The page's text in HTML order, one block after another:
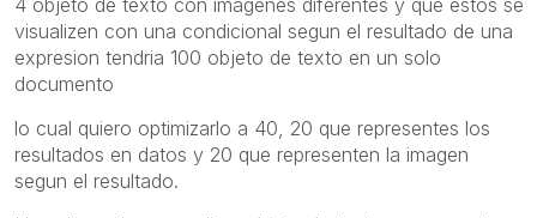
visualizen con una condicional segun el resultado de una
expresion tendria 100 objeto de texto en un solo
documento
lo cual quiero optimizarlo a 40, 20 que representes los
resultados en datos y 20 que representen la imagen
segun el resultado.